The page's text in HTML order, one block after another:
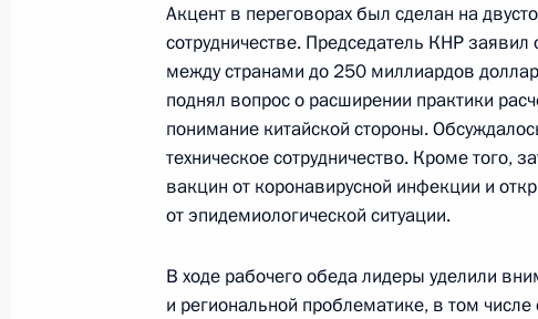
Заявления для прессы по итогам
переговоров
10 февраля 2022 года, 18:15 Москва, Кремль
Встреча с Президентом Казахстана
Акцент в переговорах был сделан на
сотрудничестве. Председатель КНР
между странами до 250 миллиардов
поднял вопрос о расширении практики
понимание китайской стороны.
техническое сотрудничество. Кроме того,
вакцин от коронавирусной инфекции и
от эпидемиологической ситуации.
В ходе рабочего обеда лидеры уделили
и региональной проблематике, в том